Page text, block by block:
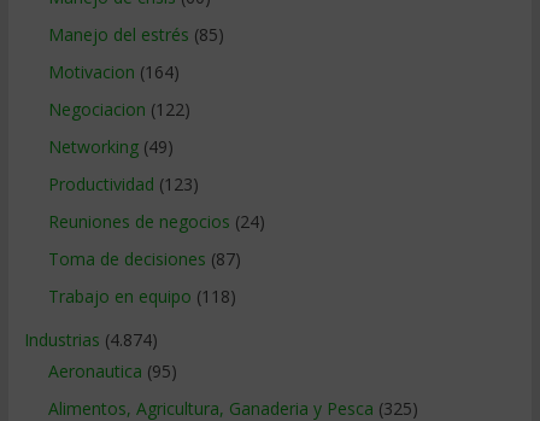
Manejo del estrés (85)
Motivacion (164)
Negociacion (122)
Networking(49)
Productividad (123)
Reuniones de negocios (24)
Toma de decisiones (87)
Trabajo en equipo (118)
Industrias (4.874)
Aeronautica (95)
Alimentos, Agricultura, Ganaderia y Pesca (325)